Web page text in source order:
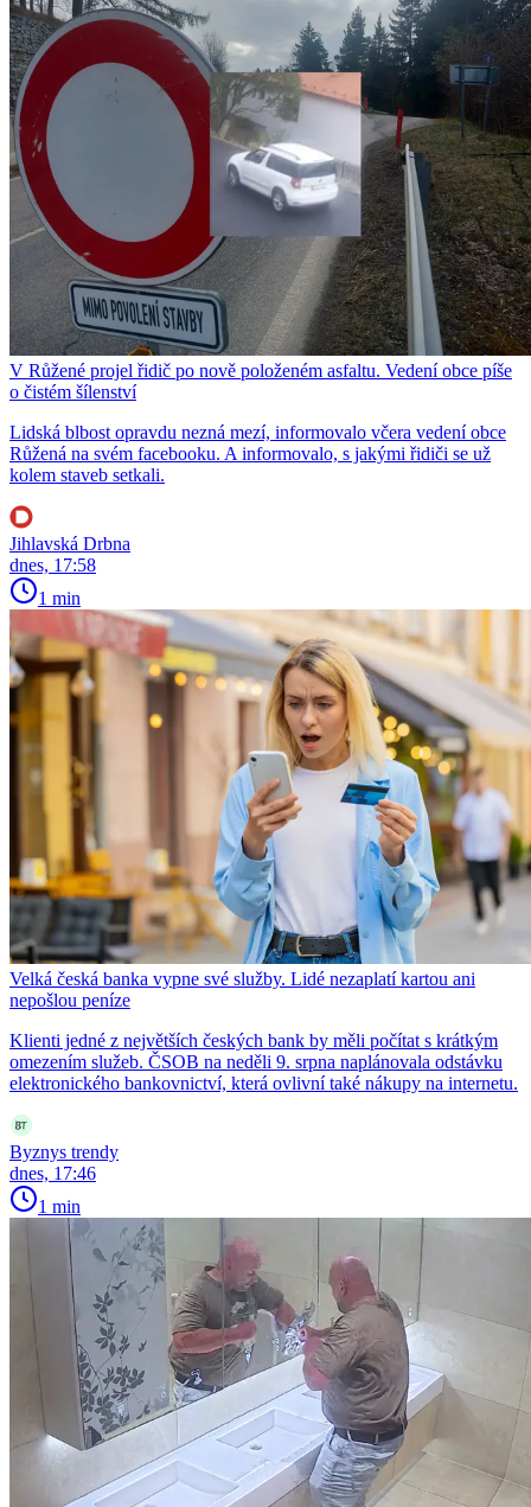
V Růžené projel řidič po nově položeném asfaltu. Vedení obce píše
o čistém šílenství
Lidská blbost opravdu nezná mezí, informovalo včera vedení obce
Růžená na svém facebooku. A informovalo, s jakými řidiči se už
kolem staveb setkali.
Jihlavská Drbna
dnes, 17:58
1 min
Velká česká banka vypne své služby. Lidé nezaplatí kartou ani
nepošlou peníze
Klienti jedné z největších českých bank by měli počítat s krátkým
omezením služeb. ČSOB na neděli 9. srpna naplánovala odstávku
elektronického bankovnictví, která ovlivní také nákupy na internetu.
Byznys trendy
dnes, 17:46
1 min